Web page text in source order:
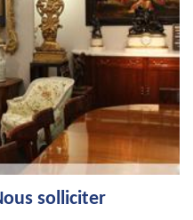
solliciter